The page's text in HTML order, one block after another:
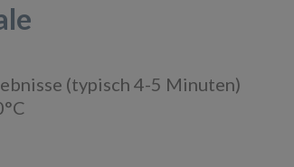
(typisch 4-5 Minuten)